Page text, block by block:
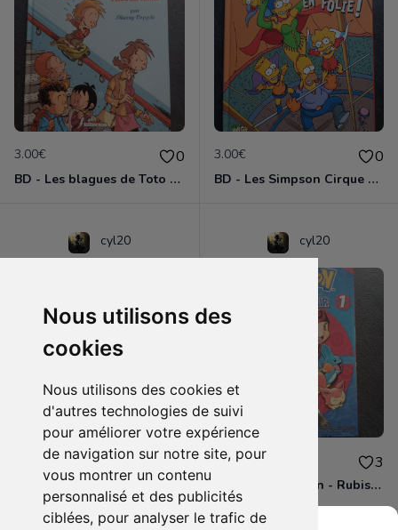
Nous utilisons des
cookies
Nous utilisons des cookies et
d'autres technologies de suivi
pour améliorer votre expérience
de navigation sur notre site, pour
vous montrer un contenu
personnalisé et des publicités
ciblées, pour analyser le trafic de
3.00€ 0
BD - Les blagues de Toto - L'école des vannes - Tome 1
3.00€ 0
BD - Les Simpson Cirque en folie ! - Tome 11
cyl20
3.00€ 0
BD - Les Simpson - Sous les projecteurs - Tome 13
cyl20
4.00€ 3
Manga - Pokémon - Rubis et Saphir - Tome 1